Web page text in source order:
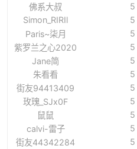
佛系大叔
5
Simon_RIRIl
5
Paris~柒月
5
紫罗兰之心2020
5
Jane简
5
朱看看
5
街友94413409
5
玫瑰_SJx0F
5
鼠鼠
5
calvi-雷子
5
街友44342284
5